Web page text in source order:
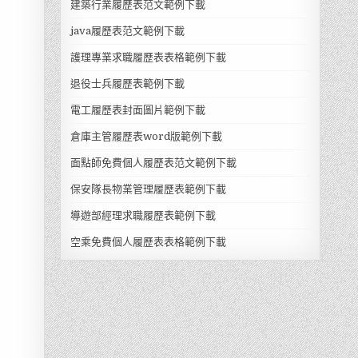
建築行業履歷表范文範例下載
java履歷表范文範例下載
護理專業求職履歷表表格範例下載
退役士兵履歷表範例下載
電工履歷表封面圖片範例下載
倉庫主管履歷表word版範例下載
面點師免費個人履歷表范文範例下載
保安隊長物業管理履歷表範例下載
導遊部經理求職履歷表範例下載
空乘免費個人履歷表表格範例下載